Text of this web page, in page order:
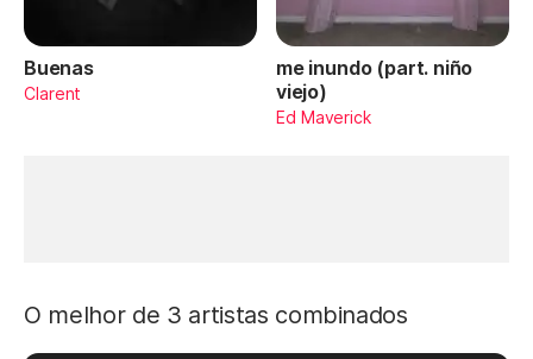
Buenas
Clarent
me inundo (part. niño
viejo)
Ed Maverick
O melhor de 3 artistas combinados